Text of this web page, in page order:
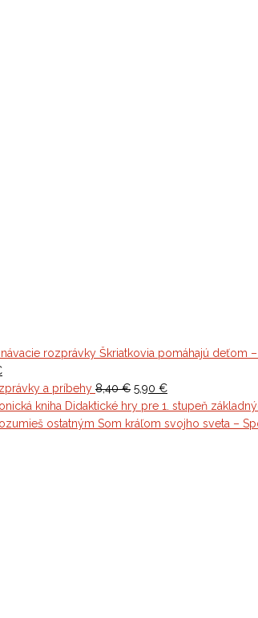
Škriatkovia pomáhajú deťom
Current
price
is:
5,45 €.
a príbehy 8,40€ Original
price
was:
5,90 €Current
price
is:
Didaktické hry pre 1. stupeň
Som kráľom svojho sveta –